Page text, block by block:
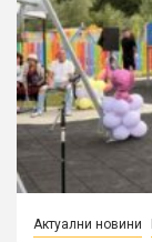
Актуални новини